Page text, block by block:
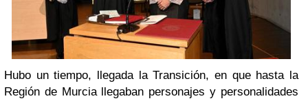
Hubo un tiempo, llegada la Transición, en que hasta la
Región de Murcia llegaban personajes y personalidades